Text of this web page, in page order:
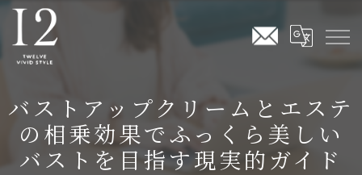
バストアップクリームとエステ
の相乗効果でふっくら美しい
バストを目指す現実的ガイド